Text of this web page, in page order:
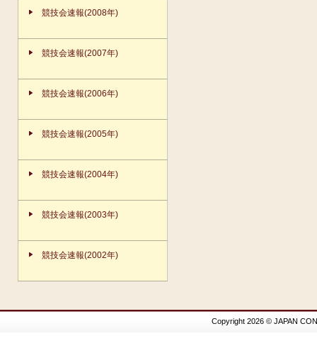
競技会速報(2008年)
競技会速報(2007年)
競技会速報(2006年)
競技会速報(2005年)
競技会速報(2004年)
競技会速報(2003年)
競技会速報(2002年)
Copyright 2026 © JAPAN